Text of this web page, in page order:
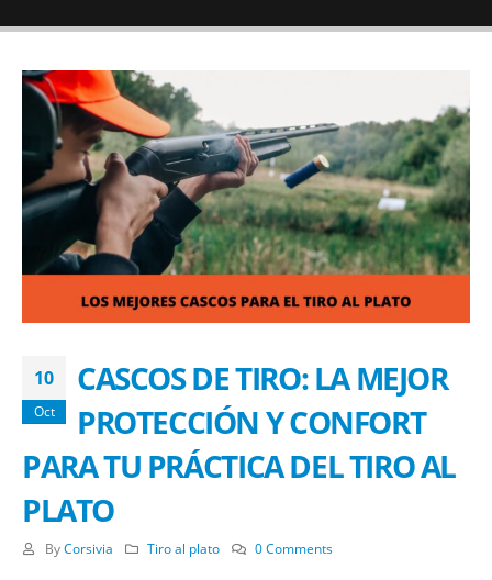
10
Oct
CASCOS DE TIRO: LA MEJOR
PROTECCIÓN Y CONFORT
PARA TU PRÁCTICA DEL TIRO AL
PLATO
By Corsivia Tiro al plato 0 Comments